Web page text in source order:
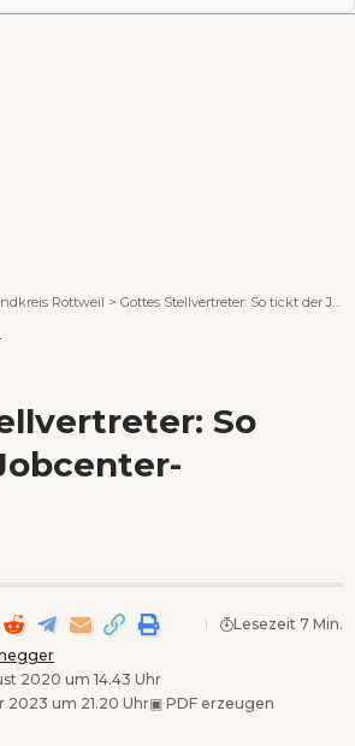
Rottweil > Gottes Stellvertreter: So tickt der Jobcenter-Angreifer
So
2020 um 14.43 Uhr
2023 um 21.20 Uhr▣ PDF erzeugen
Lesezeit 7 Min.